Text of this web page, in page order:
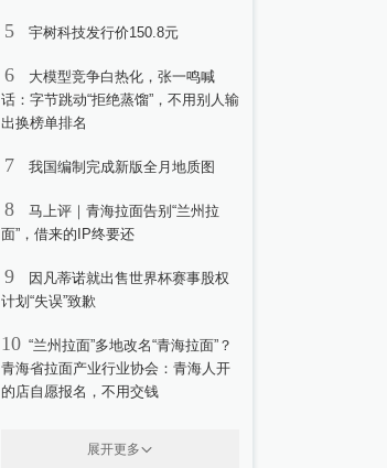
5 宇树科技发行价150.8元
6
大模型竞争白热化，张一鸣喊
话：字节跳动“拒绝蒸馏”，不用别人输
出换榜单排名
7 我国编制完成新版全月地质图
8
马上评｜青海拉面告别“兰州拉
面”，借来的IP终要还
9
因凡蒂诺就出售世界杯赛事股权
计划“失误”致歉
10 “兰州拉面”多地改名“青海拉面”？
青海省拉面产业行业协会：青海人开
的店自愿报名，不用交钱
展开更多